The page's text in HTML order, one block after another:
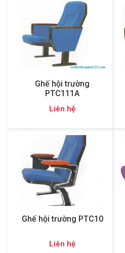
Ghế hội trường
PTC111A
Liên hệ
Ghế hội trường PTC10
Liên hệ